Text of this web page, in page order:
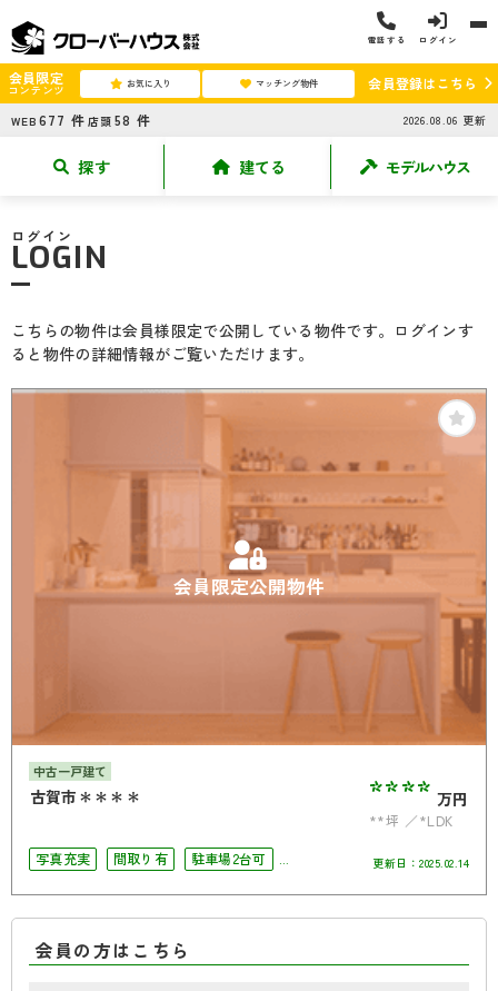
電話する ログイン
会員限定
コンテンツ お気に入り マッチング物件 会員登録はこちら
WEB 677 件 店頭 58 件 2026.08.06 更新
探す 建てる モデルハウス
ログイン
LOGIN
こちらの物件は会員様限定で公開している物件です。ログインす
ると物件の詳細情報がご覧いただけます。
会員限定公開物件
中古一戸建て
古賀市＊＊＊＊ **** 万円
**坪
*LDK
写真充実
間取り有
駐車場2台可
更新日： 2025.02.14
会員の方はこちら